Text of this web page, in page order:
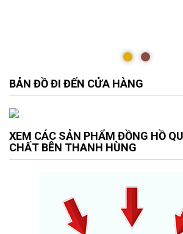
BẢN ĐỒ ĐI ĐẾN CỬA HÀNG
XEM CÁC SẢN PHẨM ĐỒNG HỒ
CHẤT BÊN THANH HÙNG